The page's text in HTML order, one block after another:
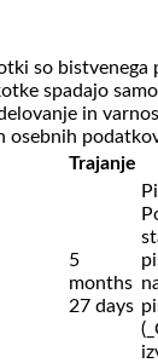
so bistvenega
spadajo
in
osebnih
Trajanje
5
months
27 days